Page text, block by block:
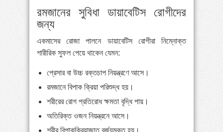
রমজানের সুবিধা ডায়াবেটিস রোগীদের
জন্য
একমাসের রোজা পালনে ডায়াবেটিস রোগীরা নিম্নোক্ত
শারীরিক সুফল পেয়ে থাকেন যেমন:
প্রেসার বা উচ্চ রক্তচাপ নিয়ন্ত্রণে আসে।
রমজানে বিপাক ক্রিয়া পরিশুদ্ধ হয়।
শরীরের রোগ প্রতিরোধ ক্ষমতা বৃদ্ধি পায়।
অতিরিক্ত ওজন নিয়ন্ত্রনে আসে।